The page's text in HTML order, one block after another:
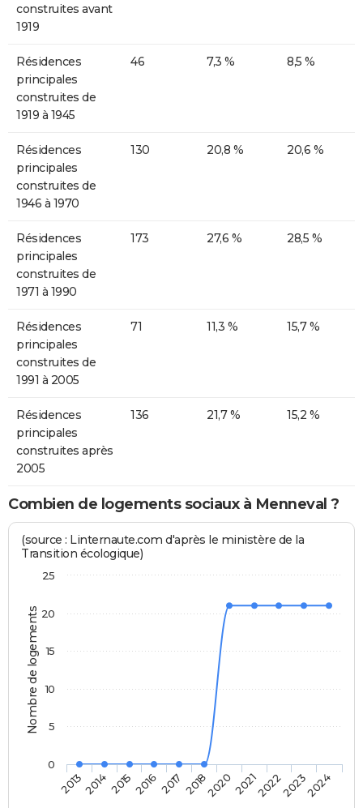
construites avant
1919
Résidences
principales
construites de
1919 à 1945
46 7,3 % 8,5 %
Résidences
principales
construites de
1946 à 1970
130 20,8 % 20,6 %
Résidences
principales
construites de
1971 à 1990
173 27,6 % 28,5 %
Résidences
principales
construites de
1991 à 2005
71 11,3 % 15,7 %
Résidences
principales
construites après
2005
136 21,7 % 15,2 %
Combien de logements sociaux à Menneval ?
Nombre de logements
(source : Linternaute.com d'après le ministère de la
Transition écologique)
20132014201520162017 201820202021202220232024
0
5
10
15
20
25